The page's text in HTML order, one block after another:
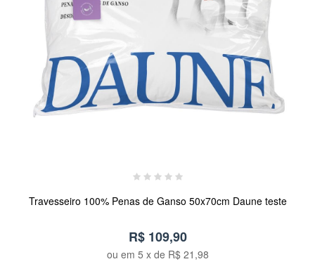
Travesseiro 100% Penas de Ganso 50x70cm Daune teste
R$ 109,90
ou em 5 x de R$ 21,98